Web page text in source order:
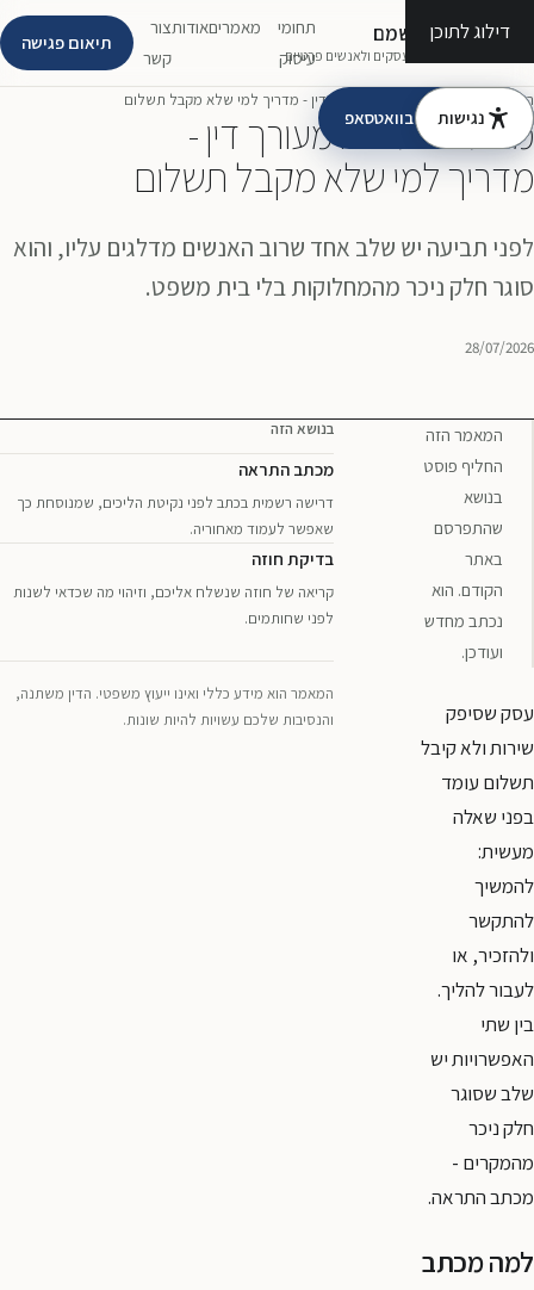
דילוג לתוכן
עו״ד יהונתן שמם
משרד עורכי דין לעסקים ולאנשים פרטיים
תחומי
עיסוק
מאמריםאודותצור
קשר
תיאום פגישה
דברו איתי בוואטסאפ
נגישות
ראשי מכתב התראה מעורך דין - מדריך למי שלא מקבל תשלום
מכתב התראה מעורך דין -
מדריך למי שלא מקבל תשלום
לפני תביעה יש שלב אחד שרוב האנשים מדלגים עליו, והוא
סוגר חלק ניכר מהמחלוקות בלי בית משפט.
28/07/2026
המאמר הזה
החליף פוסט
בנושא
שהתפרסם
באתר
הקודם. הוא
נכתב מחדש
ועודכן.
עסק שסיפק
שירות ולא קיבל
תשלום עומד
בפני שאלה
מעשית:
להמשיך
להתקשר
ולהזכיר, או
לעבור להליך.
בין שתי
האפשרויות יש
שלב שסוגר
חלק ניכר
מהמקרים -
מכתב התראה.
למה מכתב
בנושא הזה
מכתב התראה
דרישה רשמית בכתב לפני נקיטת הליכים, שמנוסחת כך
שאפשר לעמוד מאחוריה.
בדיקת חוזה
קריאה של חוזה שנשלח אליכם, וזיהוי מה שכדאי לשנות
לפני שחותמים.
המאמר הוא מידע כללי ואינו ייעוץ משפטי. הדין משתנה,
והנסיבות שלכם עשויות להיות שונות.